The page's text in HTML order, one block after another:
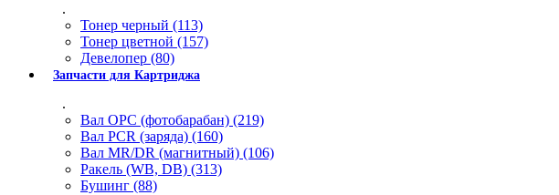
.
Тонер черный (113)
Тонер цветной (157)
Девелопер (80)
Запчасти для Картриджа
.
Вал OPC (фотобарабан) (219)
Вал PCR (заряда) (160)
Вал MR/DR (магнитный) (106)
Ракель (WB, DB) (313)
Бушинг (88)